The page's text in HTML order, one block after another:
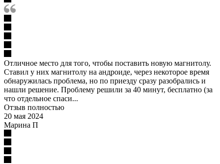
Отличное место для того, чтобы поставить новую магнитолу.
Ставил у них магнитолу на андроиде, через некоторое время
обнаружилась проблема, но по приезду сразу разобрались и
нашли решение. Проблему решили за 40 минут, бесплатно (за
что отдельное спаси...
Отзыв полностью
20 мая 2024
Марина П